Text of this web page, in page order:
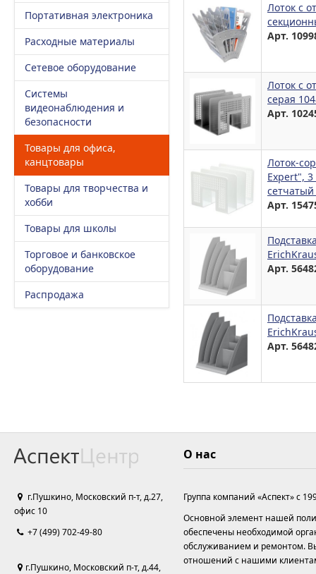
Портативная электроника
Расходные материалы
Сетевое оборудование
Системы
видеонаблюдения и
безопасности
Товары для офиса,
канцтовары
Товары для творчества и
хобби
Товары для школы
Торговое и банковское
оборудование
Распродажа
Лоток с
Арт.
Лоток с
серая
Арт.
Лоток-
Expert",
Арт.
Арт.
Арт.
г.Пушкино, Московский п-т, д.27,
офис 10
+7 (499) 702-49-80
г.Пушкино, Московский п-т, д.44,
О нас
Группа компаний «Аспект» с
Основной элемент нашей
обеспечены необходимой
обслуживанием и ремонтом.
отношений с нашими